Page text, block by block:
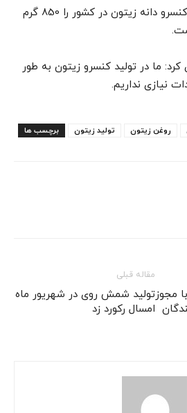
مستخدمی سرانه مصرف کنسرو دانه زیتون در کشور را 850 گرم
ما در تولید کنسرو زیتون به طور
نیازی نداریم.
برچسب ها تولید زیتون روغن زیتون
مقاله قبلی
تولید شمش روی در شهریور ماه
امسال رکورد زد
مجوز